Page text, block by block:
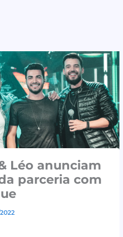
Léo anunciam
parceria com